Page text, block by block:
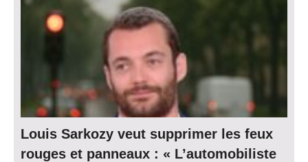
Louis Sarkozy veut supprimer les feux
rouges et panneaux : « L’automobiliste